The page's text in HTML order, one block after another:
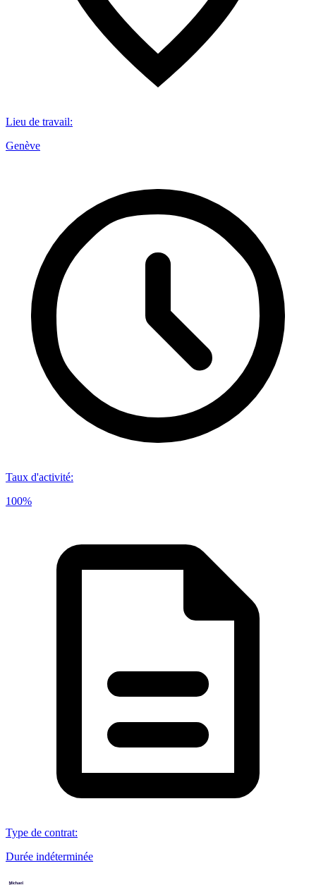
Lieu de travail:
Genève
Taux d'activité:
100%
Type de contrat:
Durée indéterminée